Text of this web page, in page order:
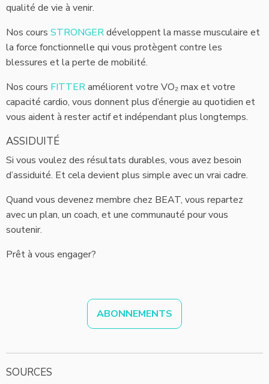
qualité de vie à venir.
Nos cours STRONGERdéveloppent la masse musculaire et
la force fonctionnelle qui vous protègent contre les
blessures et la perte de mobilité.
Nos cours FITTERaméliorent votre VO₂ max et votre
capacité cardio, vous donnent plus d’énergie au quotidien et
vous aident à rester actif et indépendant plus longtemps.
ASSIDUITÉ
Si vous voulez des résultats durables, vous avez besoin
d’assiduité. Et cela devient plus simple avec un vrai cadre.
Quand vous devenez membre chez BEAT, vous repartez
avec un plan, un coach, et une communauté pour vous
soutenir.
Prêt à vous engager?
ABONNEMENTS
SOURCES